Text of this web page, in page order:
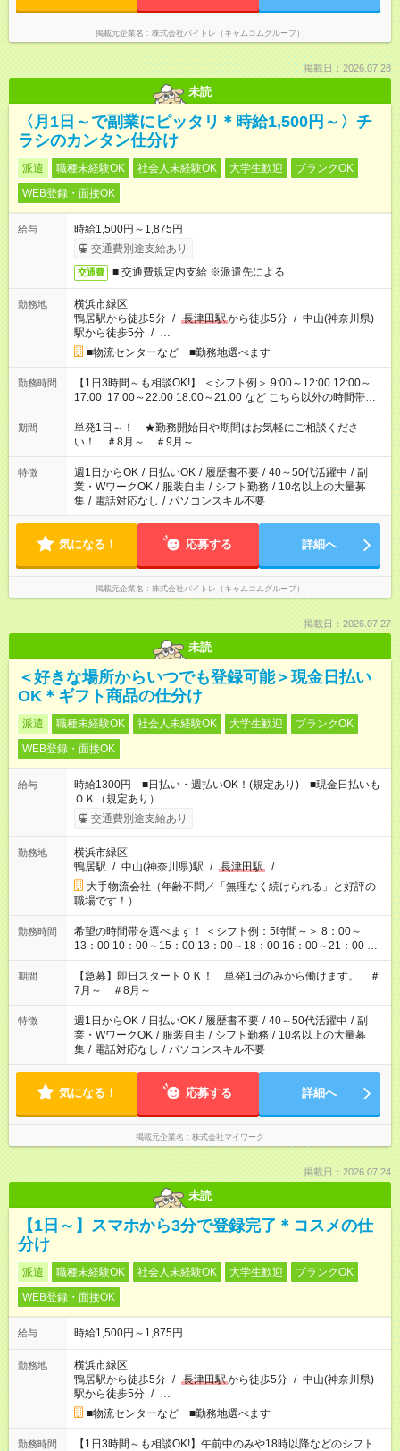
掲載元企業名 株式会社バイトレ（キャムコムグループ）
掲載日：2026.07.28
未読
〈月1日～で副業にピッタリ＊時給1,500円～〉チ
ラシのカンタン仕分け
派遣 職種未経験OK 社会人未経験OK 大学生歓迎
ブランクOK
WEB登録・面接OK
給与
時給1,500円～1,875円
交通費別途支給あり
交通費 ■ 交通費規定内支給 ※派遣先による
勤務地
横浜市緑区
鴨居駅から徒歩5分 / 長津田駅から徒歩5分 / 中山(神奈川県)
駅から徒歩5分 / …
■物流センターなど ■勤務地選べます
勤務時間
【1日3時間～も相談OK!】 ＜シフト例＞ 9:00～12:00 12:00～
17:00 17:00～22:00 18:00～21:00 など こちら以外の時間帯も
お気軽にご相談ください！
期間
単発1日～！ ★勤務開始日や期間はお気軽にご相談くださ
い！ ＃8月～ ＃9月～
特徴 週1日からOK / 日払いOK / 履歴書不要 / 40～50代活躍中 / 副
業・WワークOK / 服装自由 / シフト勤務 / 10名以上の大量募
集 / 電話対応なし / パソコンスキル不要
気になる！ 応募する 詳細へ
掲載元企業名 株式会社バイトレ（キャムコムグループ）
掲載日：2026.07.27
未読
＜好きな場所からいつでも登録可能＞現金日払い
OK＊ギフト商品の仕分け
派遣 職種未経験OK 社会人未経験OK 大学生歓迎
ブランクOK
WEB登録・面接OK
給与
時給1300円 ■日払い・週払いOK！(規定あり) ■現金日払いも
ＯＫ（規定あり）
交通費別途支給あり
勤務地
横浜市緑区
鴨居駅 / 中山(神奈川県)駅 / 長津田駅 / …
大手物流会社（年齢不問／「無理なく続けられる」と好評の
職場です！）
勤務時間
希望の時間帯を選べます！ ＜シフト例：5時間～＞ 8：00～
13：00 10：00～15：00 13：00～18：00 16：00～21：00 ＜
シフト例：8時間～＞ ・10：00～19：00 ・13：00～22：00 ・
22：00～翌6：00 など！是非ご希望をお聞かせください！
期間
【急募】即日スタートＯＫ！ 単発1日のみから働けます。 ＃
7月～ ＃8月～
特徴 週1日からOK / 日払いOK / 履歴書不要 / 40～50代活躍中 / 副
業・WワークOK / 服装自由 / シフト勤務 / 10名以上の大量募
集 / 電話対応なし / パソコンスキル不要
気になる！ 応募する 詳細へ
掲載元企業名 株式会社マイワーク
掲載日：2026.07.24
未読
【1日～】スマホから3分で登録完了＊コスメの仕
分け
派遣 職種未経験OK 社会人未経験OK 大学生歓迎
ブランクOK
WEB登録・面接OK
給与 時給1,500円～1,875円
勤務地
横浜市緑区
鴨居駅から徒歩5分 / 長津田駅から徒歩5分 / 中山(神奈川県)
駅から徒歩5分 / …
■物流センターなど ■勤務地選べます
勤務時間
【1日3時間～も相談OK!】午前中のみや18時以降などのシフト